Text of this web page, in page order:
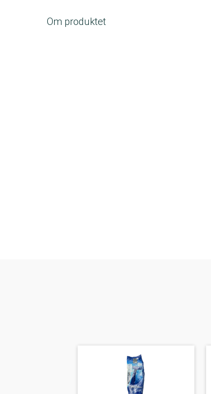
Om produktet